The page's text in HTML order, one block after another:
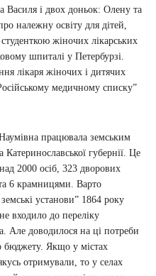
і двох доньок: Олену та
належну освіту для дітей,
жіночих лікарських
шпиталі у Петербурзі.
лікаря жіночих і дитячих
медичному списку”
працювала земським
губернії. Це
2000 осіб, 323 дворових
6 крамницями. Варто
установи” 1864 року
входило до переліку
Але доводилося на ці потреби
бюджету. Якщо у містах
отримували, то у селах